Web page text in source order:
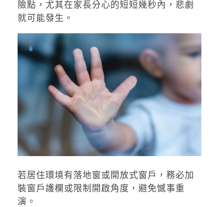
險點，尤其在家長分心的短短幾秒內，悲劇
就可能發生。
若居住環境有落地窗或開放式窗戶，務必加
裝窗戶護欄或限制開啟角度，避免憾事重
演。